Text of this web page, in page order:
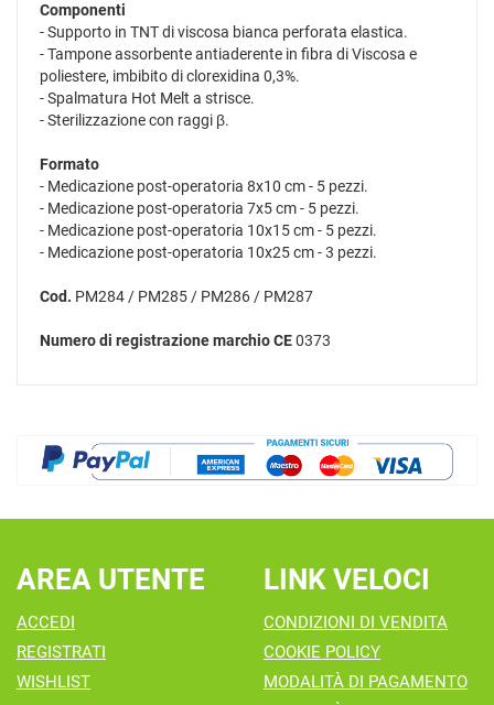
Componenti
- Supporto in TNT di viscosa bianca perforata elastica.
- Tampone assorbente antiaderente in fibra di Viscosa e
poliestere, imbibito di clorexidina 0,3%.
- Spalmatura Hot Melt a strisce.
- Sterilizzazione con raggi β.
Formato
- Medicazione post-operatoria 8x10 cm - 5 pezzi.
- Medicazione post-operatoria 7x5 cm - 5 pezzi.
- Medicazione post-operatoria 10x15 cm - 5 pezzi.
- Medicazione post-operatoria 10x25 cm - 3 pezzi.
Cod. PM284 / PM285 / PM286 / PM287
Numero di registrazione marchio CE0373
AREA UTENTE
ACCEDI
REGISTRATI
WISHLIST
LINK VELOCI
CONDIZIONI DI VENDITA
COOKIE POLICY
MODALITÀ DI PAGAMENTO